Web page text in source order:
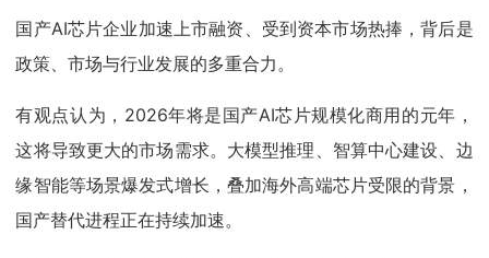
国产AI芯片企业加速上市融资、受到资本市场热捧，背后是
政策、市场与行业发展的多重合力。
有观点认为，2026年将是国产AI芯片规模化商用的元年，
这将导致更大的市场需求。大模型推理、智算中心建设、边
缘智能等场景爆发式增长，叠加海外高端芯片受限的背景，
国产替代进程正在持续加速。